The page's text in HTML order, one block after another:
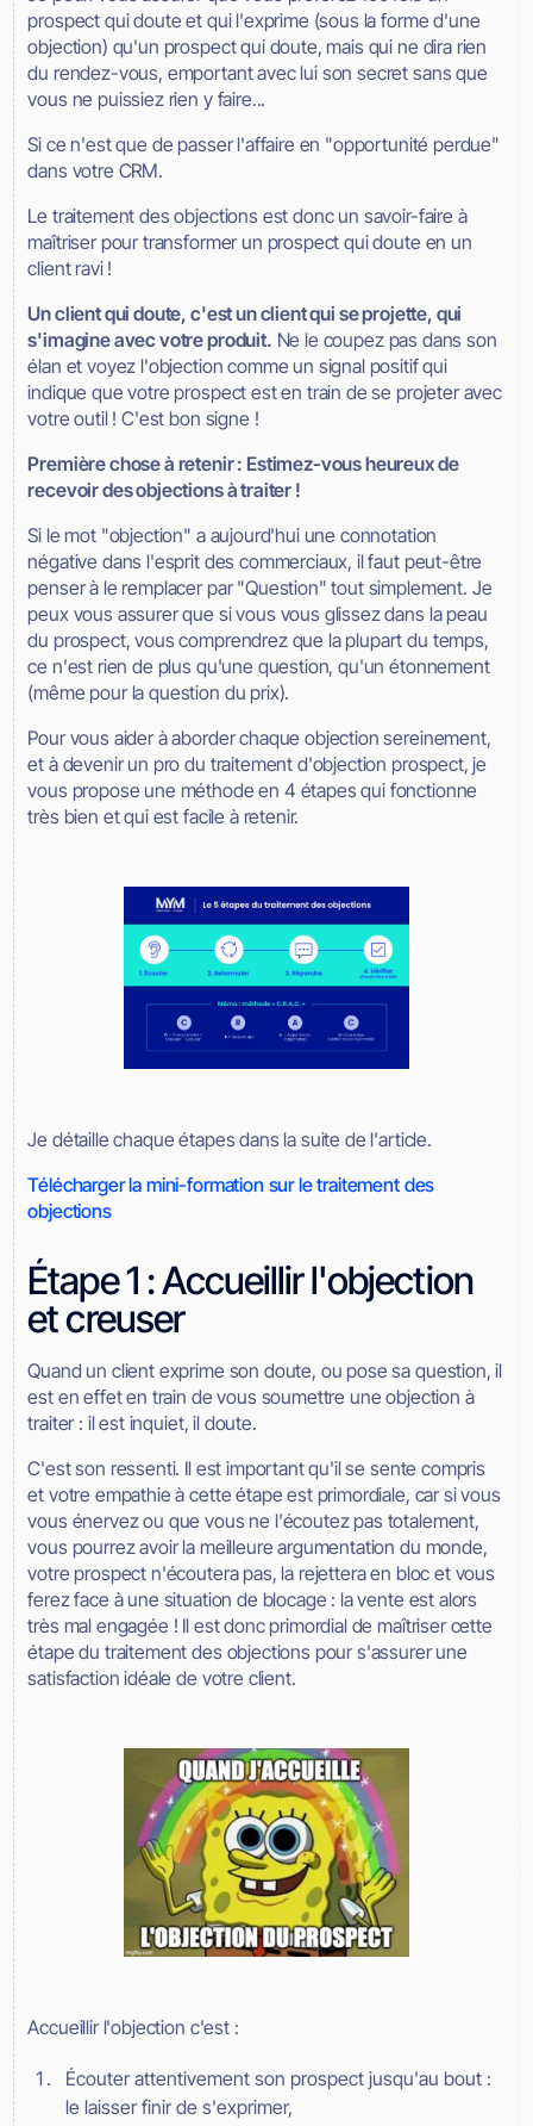
prospect qui doute et qui l'exprime (sous la forme d'une
objection) qu'un prospect qui doute, mais qui ne dira rien
du rendez-vous, emportant avec lui son secret sans que
vous ne puissiez rien y faire...
Si ce n'est que de passer l'affaire en "opportunité perdue"
dans votre CRM.
Le traitement des objections est donc un savoir-faire à
maîtriser pour transformer un prospect qui doute en un
client ravi !
Un client qui doute, c'est un client qui se projette, qui
s'imagine avec votre produit. Ne le coupez pas dans son
élan et voyez l'objection comme un signal positif qui
indique que votre prospect est en train de se projeter avec
votre outil ! C'est bon signe !
Première chose à retenir : Estimez-vous heureux de
recevoir des objections à traiter !
Si le mot "objection" a aujourd'hui une connotation
négative dans l'esprit des commerciaux, il faut peut-être
penser à le remplacer par "Question" tout simplement. Je
peux vous assurer que si vous vous glissez dans la peau
du prospect, vous comprendrez que la plupart du temps,
ce n'est rien de plus qu'une question, qu'un étonnement
(même pour la question du prix).
Pour vous aider à aborder chaque objection sereinement,
et à devenir un pro du traitement d'objection prospect, je
vous propose une méthode en 4 étapes qui fonctionne
très bien et qui est facile à retenir.
Je détaille chaque étapes dans la suite de l'article.
Télécharger la mini-formation sur le traitement des
objections
Étape 1 : Accueillir l'objection
et creuser
Quand un client exprime son doute, ou pose sa question, il
est en effet en train de vous soumettre une objection à
traiter : il est inquiet, il doute.
C'est son ressenti. Il est important qu'il se sente compris
et votre empathie à cette étape est primordiale, car si vous
vous énervez ou que vous ne l'écoutez pas totalement,
vous pourrez avoir la meilleure argumentation du monde,
votre prospect n'écoutera pas, la rejettera en bloc et vous
ferez face à une situation de blocage : la vente est alors
très mal engagée ! Il est donc primordial de maîtriser cette
étape du traitement des objections pour s'assurer une
satisfaction idéale de votre client.
Accueillir l'objection c'est :
Écouter attentivement son prospect jusqu'au bout :
le laisser finir de s'exprimer,